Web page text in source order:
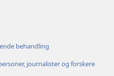
behandling
journalister og forskere